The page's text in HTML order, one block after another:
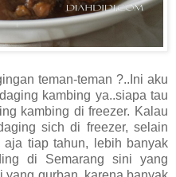
teman-teman ?..Ini aku
kambing ya..siapa tau
kambing di freezer. Kalau
sich di freezer, selain
tiap tahun, lebih banyak
di Semarang sini yang